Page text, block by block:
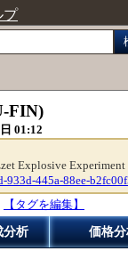
プ
FIN)
01:12
Explosive Experiment
445a-88ee-
【タグを編集】
分析 価格